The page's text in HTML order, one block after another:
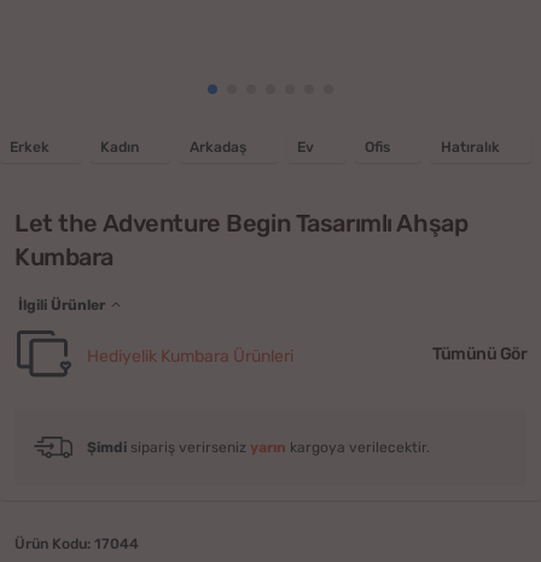
Erkek Kadın Arkadaş Ev Ofis Hatıralık
Let the Adventure Begin Tasarımlı Ahşap
Kumbara
İlgili Ürünler
Hediyelik Kumbara Ürünleri Tümünü Gör
Şimdi sipariş verirseniz yarın kargoya verilecektir.
Ürün Kodu: 17044